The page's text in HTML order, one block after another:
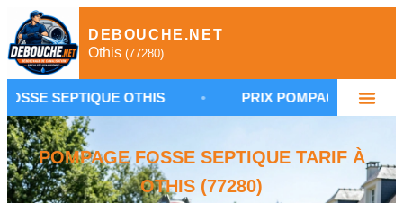
DEBOUCHE.NET
Othis (77280)
OTHIS • PRIX POMPAGE FOSSE SEPTIQUE 77
POMPAGE FOSSE SEPTIQUE TARIF À
OTHIS (77280)